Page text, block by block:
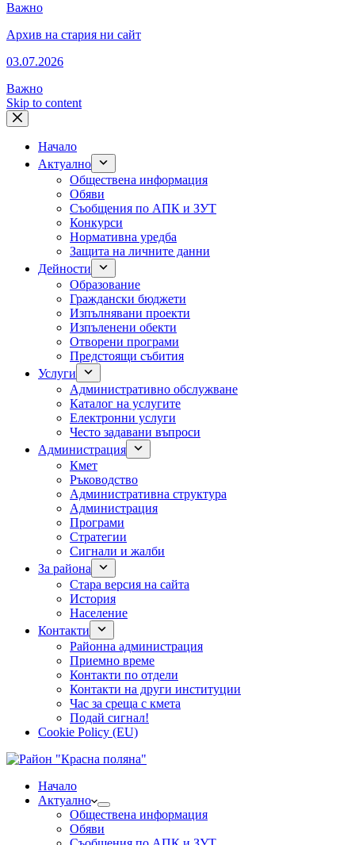
Важно
Архив на стария ни сайт
03.07.2026
Важно
Skip to content
Начало
Актуално
Обществена информация
Обяви
Съобщения по АПК и ЗУТ
Конкурси
Нормативна уредба
Защита на личните данни
Дейности
Образование
Граждански бюджети
Изпълнявани проекти
Изпъленени обекти
Отворени програми
Предстоящи събития
Услуги
Административно обслужване
Каталог на услугите
Електронни услуги
Често задавани въпроси
Администрация
Кмет
Ръководство
Административна структура
Администрация
Програми
Стратегии
Сигнали и жалби
За района
Стара версия на сайта
История
Население
Контакти
Районна администрация
Приемно време
Контакти по отдели
Контакти на други институции
Час за среща с кмета
Подай сигнал!
Cookie Policy (EU)
Начало
Актуално
Обществена информация
Обяви